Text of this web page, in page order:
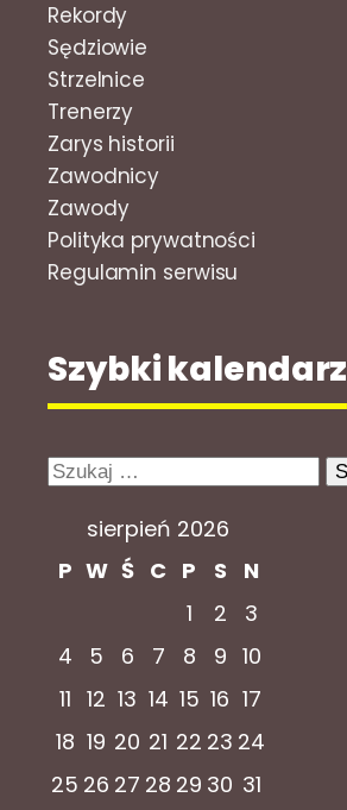
Rekordy
Sędziowie
Strzelnice
Trenerzy
Zarys historii
Zawodnicy
Zawody
Polityka prywatności
Regulamin serwisu
Szybki kalendarz
Szukaj:
sierpień 2026
P W Ś C P S
N
1
2
3
4
5 6 7 8 9 10
11 12 13 14 15 16 17
18 19 20 21 22 23 24
25 26 27 28 29 30 31